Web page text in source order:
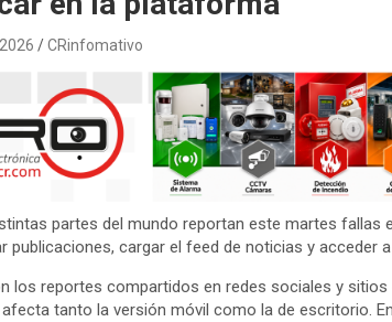
CRinfomativo
partes del mundo reportan este martes fallas
publicaciones, cargar el feed de noticias y acceder
los reportes compartidos en redes sociales y
tanto la versión móvil como la de escritorio.